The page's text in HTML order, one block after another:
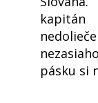
pásku si